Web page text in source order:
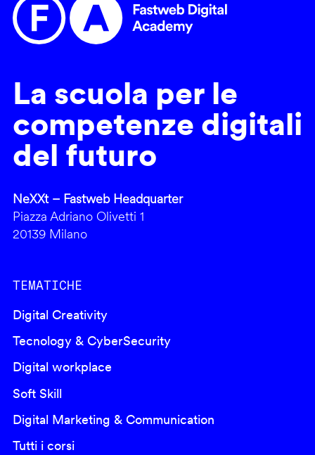
La scuola per le
competenze digitali
del futuro
NeXXt – Fastweb Headquarter
Piazza Adriano Olivetti 1
20139 Milano
TEMATICHE
Digital Creativity
Tecnology & CyberSecurity
Digital workplace
Soft Skill
Digital Marketing & Communication
Tutti i corsi